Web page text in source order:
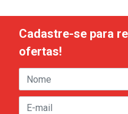
Cadastre-se para
ofertas!